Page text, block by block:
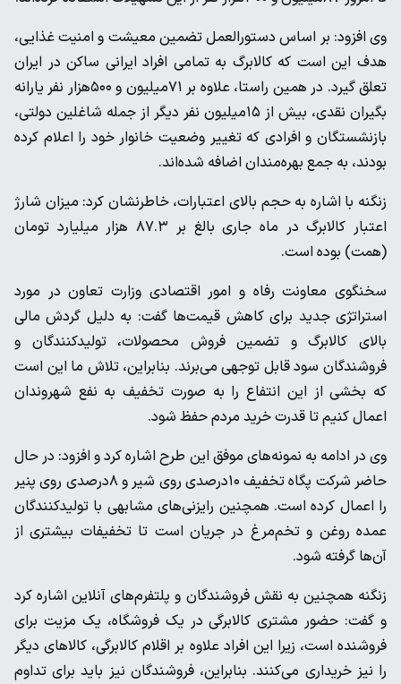
وی افزود: بر اساس دستورالعمل تضمین معیشت و امنیت غذایی،
هدف این است که کالابرگ به تمامی افراد ایرانی ساکن در ایران
تعلق گیرد. در همین راستا، علاوه بر ۷۱میلیون و ۵۰۰هزار نفر یارانه
بگیران نقدی، بیش از ۱۵میلیون نفر دیگر از جمله شاغلین دولتی،
بازنشستگان و افرادی که تغییر وضعیت خانوار خود را اعلام کرده
بودند، به جمع بهره‌مندان اضافه شده‌اند.
زنگنه با اشاره به حجم بالای اعتبارات، خاطرنشان کرد: میزان شارژ
اعتبار کالابرگ در ماه جاری بالغ بر ۸۷.۳ هزار میلیارد تومان
(همت) بوده است.
سخنگوی معاونت رفاه و امور اقتصادی وزارت تعاون در مورد
استراتژی جدید برای کاهش قیمت‌ها گفت: به دلیل گردش مالی
بالای کالابرگ و تضمین فروش محصولات، تولیدکنندگان و
فروشندگان سود قابل توجهی می‌برند. بنابراین، تلاش ما این است
که بخشی از این انتفاع را به صورت تخفیف به نفع شهروندان
اعمال کنیم تا قدرت خرید مردم حفظ شود.
وی در ادامه به نمونه‌های موفق این طرح اشاره کرد و افزود: در حال
حاضر شرکت پگاه تخفیف ۱۰درصدی روی شیر و ۸درصدی روی پنیر
را اعمال کرده است. همچنین رایزنی‌های مشابهی با تولیدکنندگان
عمده روغن و تخم‌مرغ در جریان است تا تخفیفات بیشتری از
آن‌ها گرفته شود.
زنگنه همچنین به نقش فروشندگان و پلتفرم‌های آنلاین اشاره کرد
و گفت: حضور مشتری کالابرگی در یک فروشگاه، یک مزیت برای
فروشنده است، زیرا این افراد علاوه بر اقلام کالابرگی، کالاهای دیگر
را نیز خریداری می‌کنند. بنابراین، فروشندگان نیز باید برای تداوم